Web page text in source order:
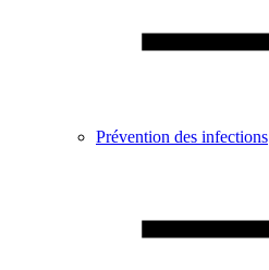
Prévention des infections